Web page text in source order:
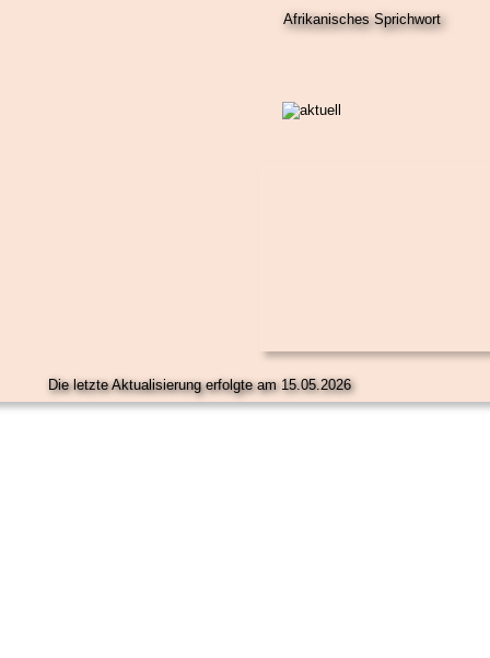
   Afrikanisches Sprichwort
Die letzte Aktualisierung erfolgte am 15.05.2026